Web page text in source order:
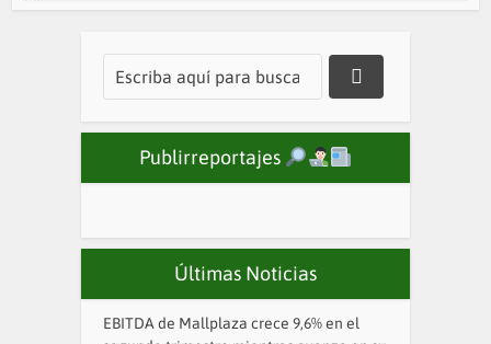
Publirreportajes
Últimas Noticias
EBITDA de Mallplaza crece 9,6% en el